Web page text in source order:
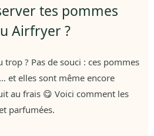
tes pommes
Airfryer ?
trop ? Pas de souci : ces pommes
et elles sont même encore
au frais 😋 Voici comment les
parfumées.